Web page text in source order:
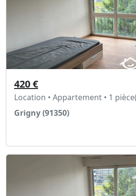
420 €
Location • Appartement • 1
Grigny (91350)